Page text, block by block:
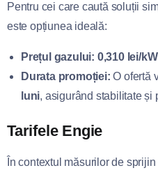
Pentru cei care caută soluții
este opțiunea ideală:
Prețul gazului: 0,310 lei/
Durata promoției: O ofertă
luni, asigurând stabilitate și
Tarifele Engie
În contextul măsurilor de